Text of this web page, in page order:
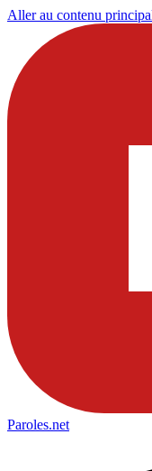
Aller au contenu
Paroles.net